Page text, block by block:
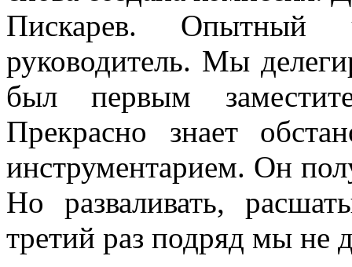
Пискарев. Опытный
руководитель. Мы
был первым
Прекрасно знает
инструментарием. Он
Но разваливать,
третий раз подряд мы не